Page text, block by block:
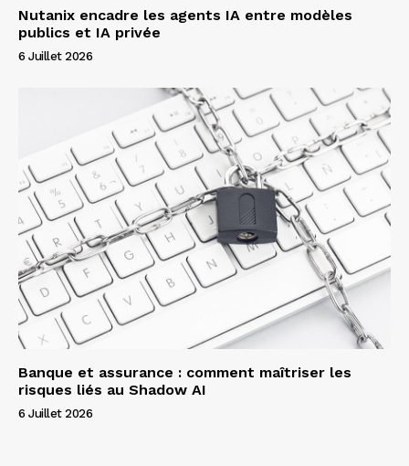
Nutanix encadre les agents IA entre modèles
publics et IA privée
6 Juillet 2026
Banque et assurance : comment maîtriser les
risques liés au Shadow AI
6 Juillet 2026